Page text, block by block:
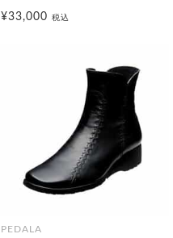
¥33,000 税込
PEDALA